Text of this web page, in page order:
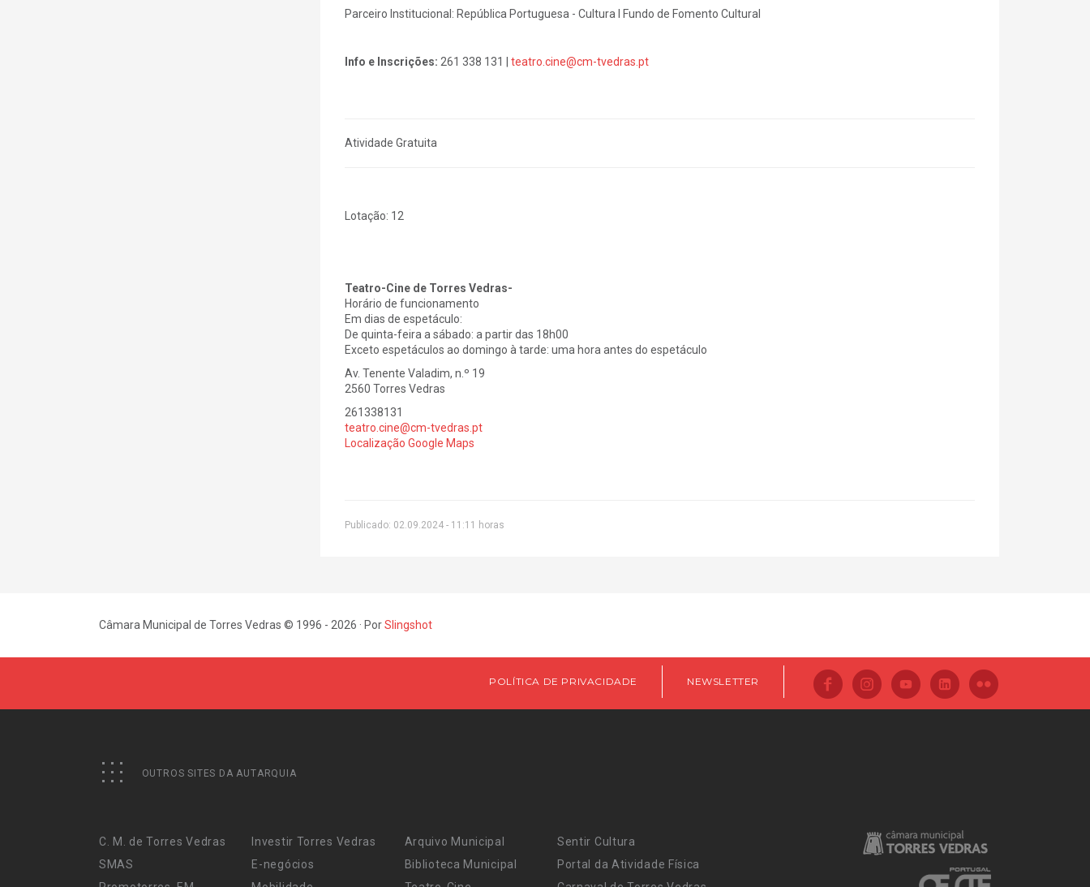
Parceiro Institucional: República Portuguesa - Cultura I Fundo de Fomento Cultural
Info e Inscrições: 261 338 131 | teatro.cine@cm-tvedras.pt
Atividade Gratuita
Lotação: 12
Teatro-Cine de Torres Vedras-
Horário de funcionamento
Em dias de espetáculo:
De quinta-feira a sábado: a partir das 18h00
Exceto espetáculos ao domingo à tarde: uma hora antes do espetáculo
Av. Tenente Valadim, n.º 19
2560 Torres Vedras
261338131
teatro.cine@cm-tvedras.pt
Localização Google Maps
Publicado: 02.09.2024 - 11:11 horas
Câmara Municipal de Torres Vedras © 1996 - 2026 · PorSlingshot
POLÍTICA DE PRIVACIDADE NEWSLETTER
OUTROS SITES DA AUTARQUIA
C. M. de Torres Vedras
SMAS
Investir Torres Vedras
E-negócios
Arquivo Municipal
Biblioteca Municipal
Sentir Cultura
Portal da Atividade Física